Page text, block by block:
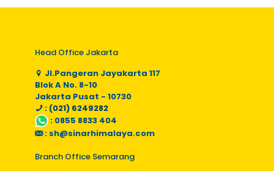
Head Office Jakarta
Jl.Pangeran Jayakarta 117
Blok A No. 8-10
Jakarta Pusat - 10730
: (021) 6249282
: 0855 8833 404
: sh@sinarhimalaya.com
Branch Office Semarang